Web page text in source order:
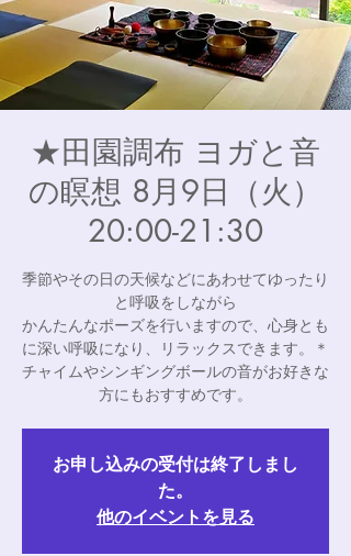
★田園調布 ヨガと音
の瞑想 8月9日（火）
20:00-21:30
季節やその日の天候などにあわせてゆったり
と呼吸をしながら
かんたんなポーズを行いますので、心身とも
に深い呼吸になり、リラックスできます。＊
チャイムやシンギングボールの音がお好きな
方にもおすすめです。
お申し込みの受付は終了しまし
た。
他のイベントを見る